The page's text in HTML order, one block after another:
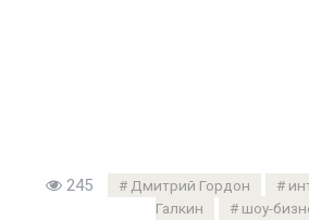
245 Дмитрий Гордон
Галкин
шоу-